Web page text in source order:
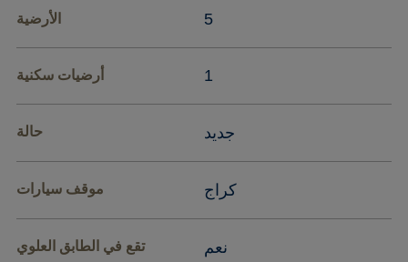
الأرضية 5
أرضيات سكنية 1
حالة جديد
موقف سيارات كراج
تقع في الطابق العلوي نعم